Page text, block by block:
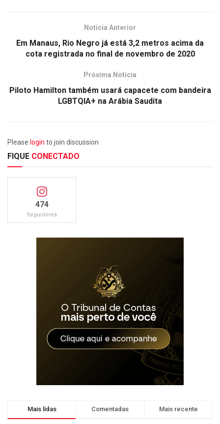
Notícia Anterior
Em Manaus, Rio Negro já está 3,2 metros acima da
cota registrada no final de novembro de 2020
Próxima Notícia
Piloto Hamilton também usará capacete com bandeira
LGBTQIA+ na Arábia Saudita
Please login to join discussion
FIQUE CONECTADO
474
Seguidores
Mais lidas Comentadas Mais recente